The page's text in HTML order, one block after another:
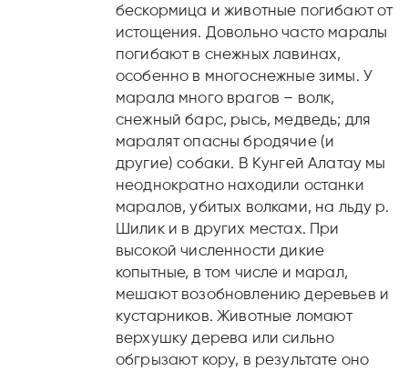
бескормица и животные погибают от
истощения. Довольно часто маралы
погибают в снежных лавинах,
особенно в многоснежные зимы. У
марала много врагов – волк,
снежный барс, рысь, медведь; для
маралят опасны бродячие (и
другие) собаки. В Кунгей Алатау мы
неоднократно находили останки
маралов, убитых волками, на льду р.
Шилик и в других местах. При
высокой численности дикие
копытные, в том числе и марал,
мешают возобновлению деревьев и
кустарников. Животные ломают
верхушку дерева или сильно
обгрызают кору, в результате оно